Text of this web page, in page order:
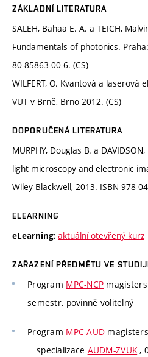
ZÁKLADNÍ LITERATURA
SALEH, Bahaa E. A. a TEICH,
Fundamentals of photonics.
80-85863-00-6. (CS)
WILFERT, O. Kvantová a laserová
VUT v Brně, Brno 2012. (CS)
DOPORUČENÁ LITERATURA
MURPHY, Douglas B. a
light microscopy and electronic
Wiley-Blackwell, 2013. ISBN 978-
ELEARNING
eLearning: aktuální otevřený kurz
ZAŘAZENÍ PŘEDMĚTU VE
Program MPC-NCP
semestr, povinně volitelný
Program MPC-AUD
specializace AUDM-ZVUK ,